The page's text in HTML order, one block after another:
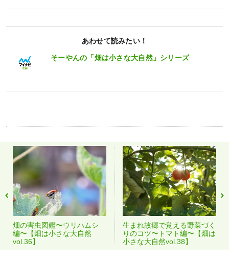
あわせて読みたい！
そーやんの「畑は小さな大自然」シリーズ
畑の害虫図鑑〜ウリハムシ
編〜【畑は小さな大自然
vol.36】
生まれ故郷で覚える野菜づく
りのコツ〜トマト編〜【畑は
小さな大自然vol.38】